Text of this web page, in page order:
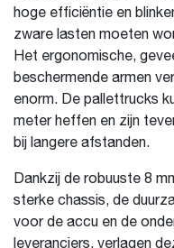
hoge efficiëntie en
zware lasten moeten
Het ergonomische,
beschermende armen
enorm. De pallettrucks
meter heffen en zijn
bij langere afstanden.
Dankzij de robuuste 8
sterke chassis, de
voor de accu en de
leveranciers, verlagen